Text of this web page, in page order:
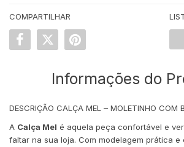
COMPARTILHAR
Informações do
DESCRIÇÃO CALÇA MEL – MOLETINHO COM
A Calça Mel é aquela peça confortável e
faltar na sua loja. Com modelagem prática e